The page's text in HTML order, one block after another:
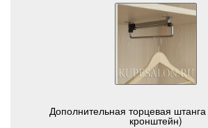
Дополнительная торцевая
кронштейн)